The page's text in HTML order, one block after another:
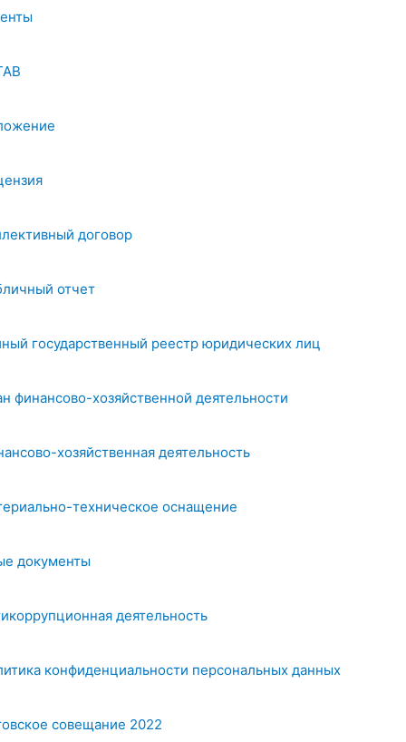
договор
отчет
государственный реестр юридических лиц
финансово-хозяйственной деятельности
хозяйственная деятельность
техническое оснащение
документы
деятельность
конфиденциальности персональных данных
совещание 2022